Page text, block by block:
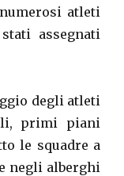
atleti
assegnati
degli atleti
primi piani
le squadre a
negli alberghi